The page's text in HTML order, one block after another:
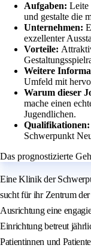
Aufgaben: Leite
und gestalte die
Unternehmen:
exzellenter
Vorteile:
Weitere
Umfeld mit
Warum dieser
mache einen
Jugendlichen.
Qualifikationen:
Schwerpunkt
Das prognostizierte
Eine Klinik der
sucht für ihr Zentrum
Ausrichtung eine
Einrichtung betreut
Patientinnen und